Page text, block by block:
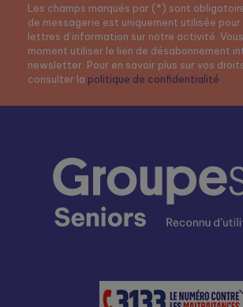
Les champs marqués par (*) sont
de messagerie est uniquement utilisée pour
lettres d’information sur notre activité.
moment utiliser le lien de désabonnement
newsletter. Pour en savoir plus sur vos
consulter la politique de confidentialité